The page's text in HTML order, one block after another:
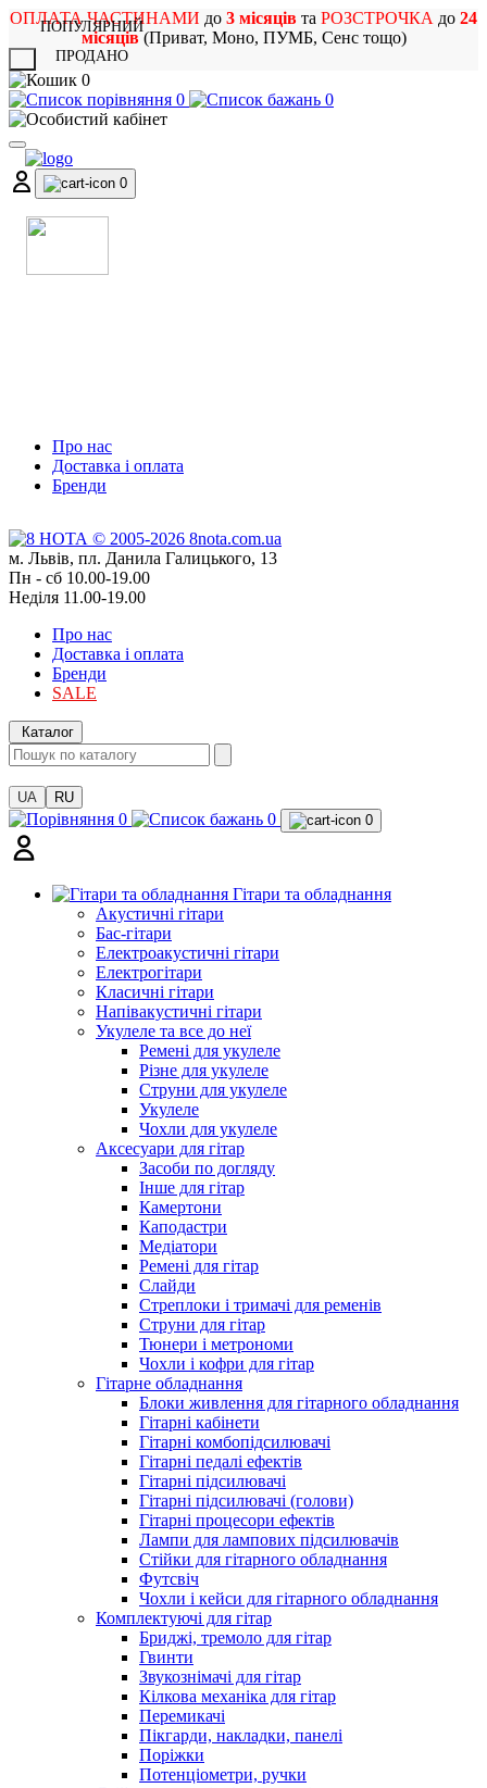
ОПЛАТА ЧАСТИНАМИ до 3 місяців та РОЗСТРОЧКА до 24
місяців(Приват, Моно, ПУМБ, Сенс тощо)
0
0
0
0
Про нас
Доставка і оплата
Бренди
м. Львів, пл. Данила Галицького, 13
Пн - сб 10.00-19.00
Неділя 11.00-19.00
Про нас
Доставка і оплата
Бренди
SALE
Каталог
UA RU
0 0 0
Гітари та обладнання
Акустичні гітари
Бас-гітари
Електроакустичні гітари
Електрогітари
Класичні гітари
Напівакустичні гітари
Укулеле та все до неї
Ремені для укулеле
Різне для укулеле
Струни для укулеле
Укулеле
Чохли для укулеле
Аксесуари для гітар
Засоби по догляду
Інше для гітар
Камертони
Каподастри
Медіатори
Ремені для гітар
Слайди
Стреплоки і тримачі для ременів
Струни для гітар
Тюнери і метрономи
Чохли і кофри для гітар
Гітарне обладнання
Блоки живлення для гітарного обладнання
Гітарні кабінети
Гітарні комбопідсилювачі
Гітарні педалі ефектів
Гітарні підсилювачі
Гітарні підсилювачі (голови)
Гітарні процесори ефектів
Лампи для лампових підсилювачів
Стійки для гітарного обладнання
Футсвіч
Чохли і кейси для гітарного обладнання
Комплектуючі для гітар
Бриджі, тремоло для гітар
Гвинти
Звукознімачі для гітар
Кілкова механіка для гітар
Перемикачі
Пікгарди, накладки, панелі
Поріжки
Потенціометри, ручки
ПОПУЛЯРНИЙ
ПРОДАНО